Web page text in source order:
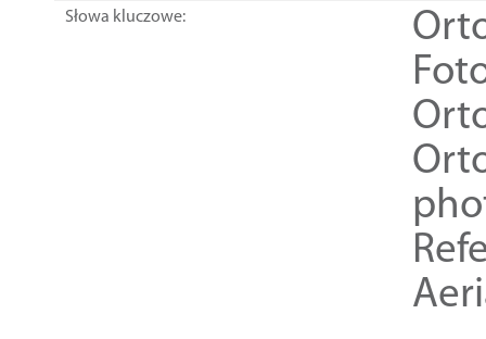
Słowa kluczowe: